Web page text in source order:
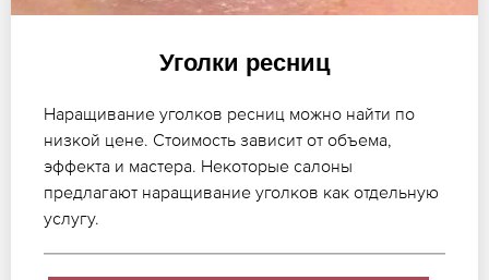
Уголки ресниц
Наращивание уголков ресниц можно найти по
низкой цене. Стоимость зависит от объема,
эффекта и мастера. Некоторые салоны
предлагают наращивание уголков как отдельную
услугу.